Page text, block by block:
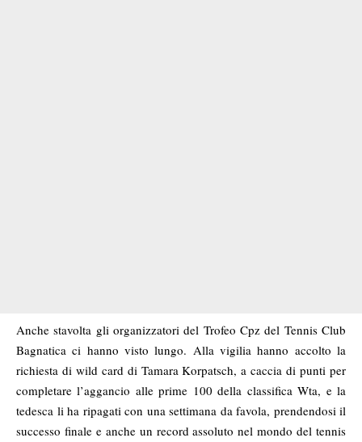
Anche stavolta gli organizzatori del Trofeo Cpz del Tennis Club
Bagnatica ci hanno visto lungo. Alla vigilia hanno accolto la
richiesta di wild card di Tamara Korpatsch, a caccia di punti per
completare l’aggancio alle prime 100 della classifica Wta, e la
tedesca li ha ripagati con una settimana da favola, prendendosi il
successo finale e anche un record assoluto nel mondo del tennis